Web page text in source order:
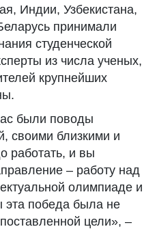
Индии, Узбекистана,
принимали
студенческой
из числа ученых,
крупнейших
были поводы
своими близкими и
работать, и вы
– работу над
олимпиаде и
эта победа была не
цели», –